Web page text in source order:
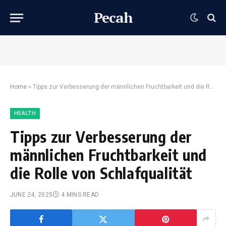
Pecah
Home » Tipps zur Verbesserung der männlichen Fruchtbarkeit und die Rolle von Schlafqualität
HEALTH
Tipps zur Verbesserung der
männlichen Fruchtbarkeit und
die Rolle von Schlafqualität
JUNE 24, 2025 4 MINS READ